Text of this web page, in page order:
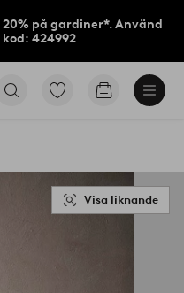
20% på gardiner*. Använd
kod: 424992
Gå
Gå
Visa liknande